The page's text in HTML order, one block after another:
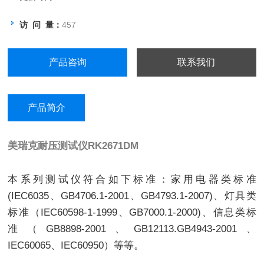
访 问 量：457
产品咨询 联系我们
产品简介
美瑞克耐压测试仪 RK2671DM
本系列测试仪符合如下标准：家用电器类标准
(IEC6035、GB4706.1-2001、GB4793.1-2007)、灯具类
标准（IEC60598-1-1999、GB7000.1-2000)、信息类标
准（GB8898-2001、GB12113.GB4943-2001、
IEC60065、IEC60950）等等。